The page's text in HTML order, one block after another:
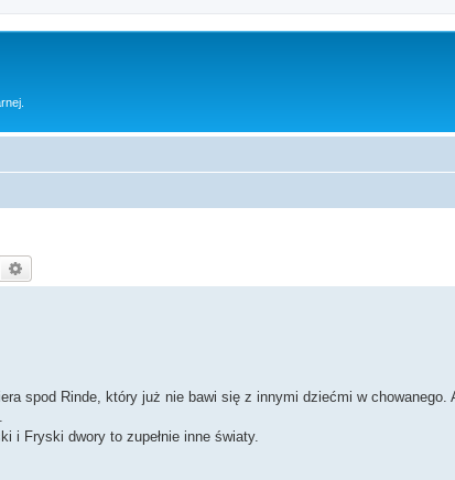
Szukaj
spod Rinde, który już nie bawi się z innymi dziećmi w chowanego.
i Fryski dwory to zupełnie inne światy.